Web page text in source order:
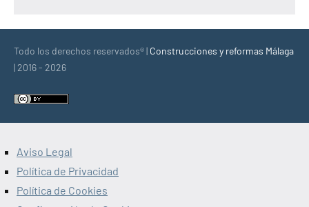
Todo los derechos reservados® | Construcciones y reformas Málaga
| 2016 - 2026
Aviso Legal
Política de Privacidad
Política de Cookies